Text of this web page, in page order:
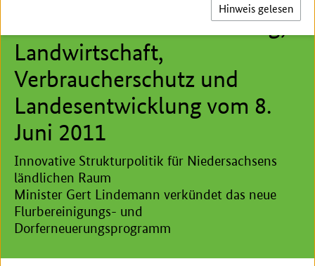
Ministeriums für Ernährung,
Landwirtschaft,
Verbraucherschutz und
Landesentwicklung vom 8.
Juni 2011
Innovative Strukturpolitik für Niedersachsens
ländlichen Raum
Minister Gert Lindemann verkündet das neue
Flurbereinigungs- und
Dorferneuerungsprogramm
Hinweis gelesen